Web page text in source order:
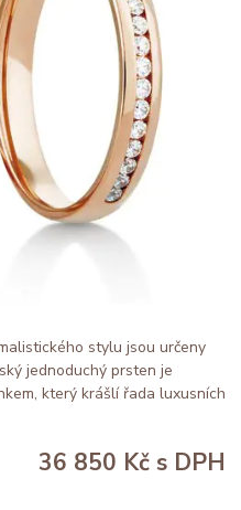
stylu jsou určeny
jednoduchý prsten je
který krášlí řada luxusních
36 850 Kč s DPH